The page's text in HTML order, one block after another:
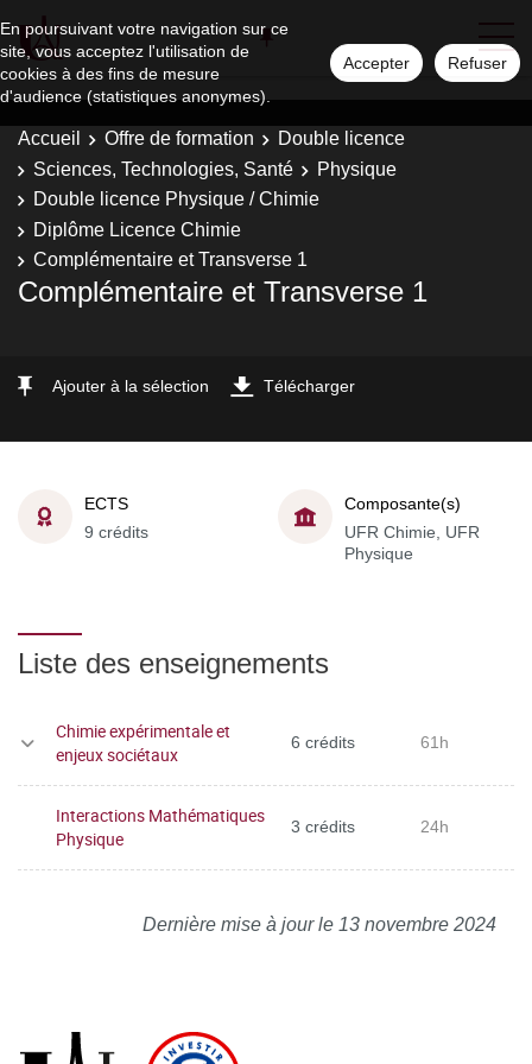
En poursuivant votre navigation sur ce
site, vous acceptez l'utilisation de
cookies à des fins de mesure
d'audience (statistiques anonymes).
Accepter Refuser
Accueil Offre de formation
Double licence
Sciences, Technologies, Santé
Physique
Double licence Physique / Chimie
Diplôme Licence Chimie
Complémentaire et Transverse 1
Complémentaire et Transverse 1
Ajouter à la sélection Télécharger
ECTS
9 crédits
Composante(s)
UFR Chimie, UFR
Physique
Liste des enseignements
Chimie expérimentale et
enjeux sociétaux
6 crédits 61h
Interactions Mathématiques
Physique
3 crédits 24h
Dernière mise à jour le 13 novembre 2024